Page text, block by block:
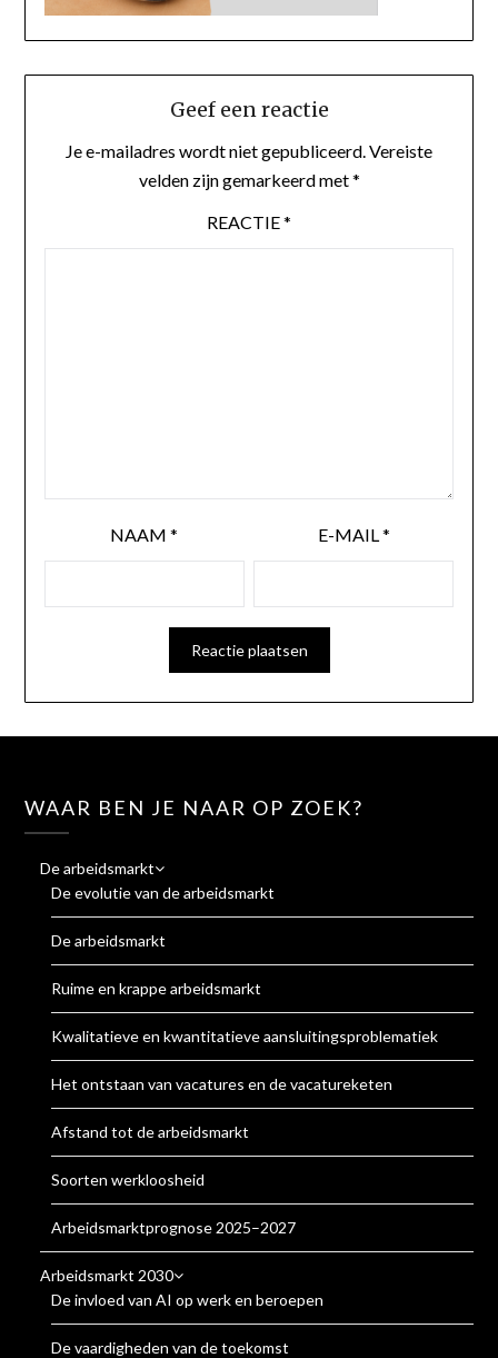
Geef een reactie
Je e-mailadres wordt niet gepubliceerd. Vereiste
velden zijn gemarkeerd met*
REACTIE*
NAAM* E-MAIL *
WAAR BEN JE NAAR OP ZOEK?
De arbeidsmarkt
De evolutie van de arbeidsmarkt
De arbeidsmarkt
Ruime en krappe arbeidsmarkt
Kwalitatieve en kwantitatieve aansluitingsproblematiek
Het ontstaan van vacatures en de vacatureketen
Afstand tot de arbeidsmarkt
Soorten werkloosheid
Arbeidsmarktprognose 2025–2027
Arbeidsmarkt 2030
De invloed van AI op werk en beroepen
De vaardigheden van de toekomst